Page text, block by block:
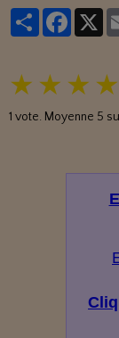
Partager
★ ★ ★ ★
1 vote. Moyenne 5